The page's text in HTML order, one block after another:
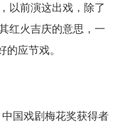
以前演这出戏，除了
红火吉庆的意思，一
应节戏。
国戏剧梅花奖获得者